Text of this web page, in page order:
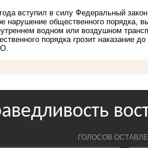
вступил в силу Федеральный
нарушение общественного
водном или воздушном
порядка грозит наказание